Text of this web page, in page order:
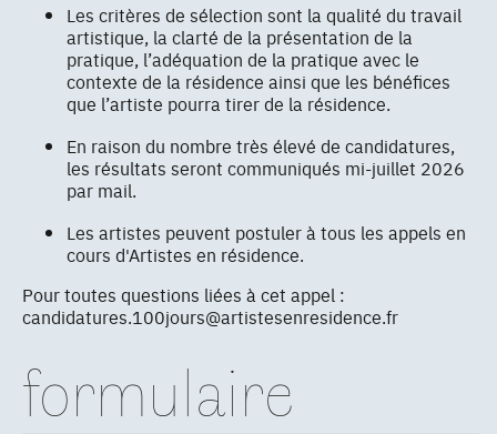
Les critères de sélection sont la qualité du travail
artistique, la clarté de la présentation de la
pratique, l’adéquation de la pratique avec le
contexte de la résidence ainsi que les bénéfices
que l’artiste pourra tirer de la résidence.
En raison du nombre très élevé de candidatures,
les résultats seront communiqués mi-juillet 2026
par mail.
Les artistes peuvent postuler à tous les appels en
cours d'Artistes en résidence.
Pour toutes questions liées à cet appel :
candidatures.100jours@artistesenresidence.fr
formulaire